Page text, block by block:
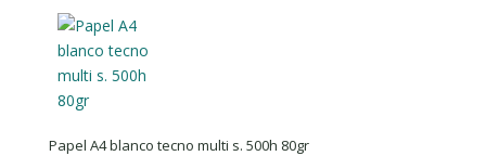
Papel A4 blanco tecno multi s. 500h 80gr